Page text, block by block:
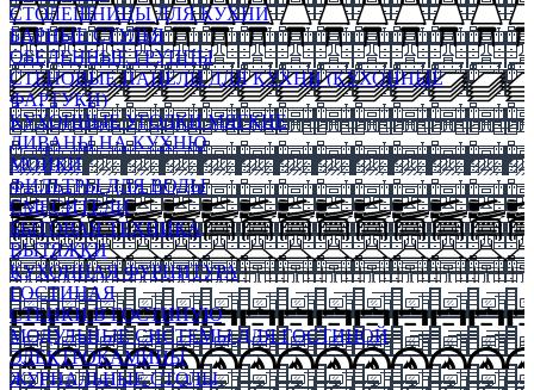
СТОЛЕШНИЦЫ ДЛЯ КУХНИ
БАРНЫЕ СТУЛЬЯ
ОБЕДЕННЫЕ ГРУППЫ
СТЕНОВЫЕ ПАНЕЛИ ДЛЯ КУХНИ (КУХОННЫЕ
ФАРТУКИ)
КУХОННЫЕ УГОЛКИ МЯГКИЕ
ДИВАНЫ НА КУХНЮ
МОЙКИ
ФИЛЬТРЫ ДЛЯ ВОДЫ
СМЕСИТЕЛИ
БЫТОВАЯ ТЕХНИКА
ВЫТЯЖКИ
КУХОННАЯ ФУРНИТУРА
ГОСТИНАЯ
СТЕНКИ В ГОСТИНУЮ
МОДУЛЬНЫЕ СИСТЕМЫ ДЛЯ ГОСТИНОЙ
ЭЛЕКТРОКАМИНЫ
ЖУРНАЛЬНЫЕ СТОЛЫ